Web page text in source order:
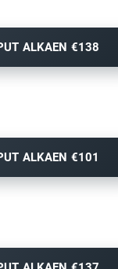
ALKAEN €138
ALKAEN €101